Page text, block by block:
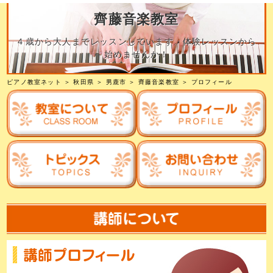
齊藤音楽教室
４歳から大人までレッスンしています。体験レッスンから
始めませんか！
ピアノ教室ネット ＞秋田県 ＞ 男鹿市 ＞ 齊藤音楽教室 ＞ プロフィール